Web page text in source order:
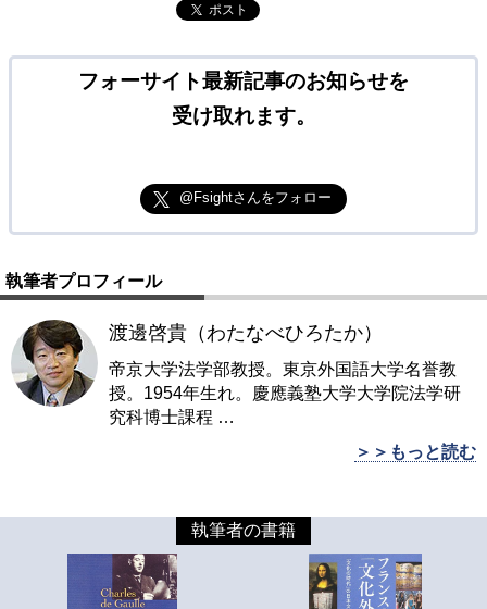
ポスト
フォーサイト最新記事のお知らせを
受け取れます。
@Fsightさんをフォロー
執筆者プロフィール
渡邊啓貴（わたなべひろたか）
帝京大学法学部教授。東京外国語大学名誉教
授。1954年生れ。慶應義塾大学大学院法学研
究科博士課程 …
＞＞もっと読む
執筆者の書籍